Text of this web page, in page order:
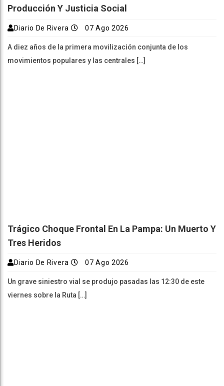
Producción Y Justicia Social
Diario De Rivera 07 Ago 2026
A diez años de la primera movilización conjunta de los
movimientos populares y las centrales […]
Trágico Choque Frontal En La Pampa: Un Muerto Y
Tres Heridos
Diario De Rivera 07 Ago 2026
Un grave siniestro vial se produjo pasadas las 12:30 de este
viernes sobre la Ruta […]